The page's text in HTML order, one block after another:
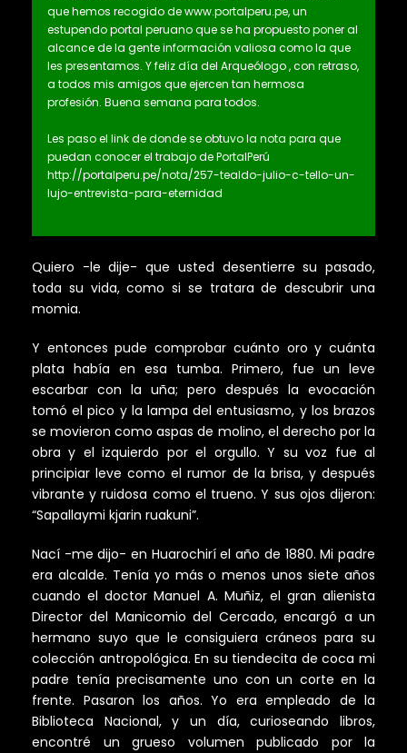
que hemos recogido de www.portalperu.pe, un
estupendo portal peruano que se ha propuesto poner al
alcance de la gente información valiosa como la que
les presentamos. Y feliz día del Arqueólogo , con retraso,
a todos mis amigos que ejercen tan hermosa
profesión. Buena semana para todos.
Les paso el link de donde se obtuvo la nota para que
puedan conocer el trabajo de PortalPerú
http://portalperu.pe/nota/257-tealdo-julio-c-tello-un-
lujo-entrevista-para-eternidad
Quiero -le dije- que usted desentierre su pasado,
toda su vida, como si se tratara de descubrir una
momia.
Y entonces pude comprobar cuánto oro y cuánta
plata había en esa tumba. Primero, fue un leve
escarbar con la uña; pero después la evocación
tomó el pico y la lampa del entusiasmo, y los brazos
se movieron como aspas de molino, el derecho por la
obra y el izquierdo por el orgullo. Y su voz fue al
principiar leve como el rumor de la brisa, y después
vibrante y ruidosa como el trueno. Y sus ojos dijeron:
“Sapallaymi kjarin ruakuni”.
Nací -me dijo- en Huarochirí el año de 1880. Mi padre
era alcalde. Tenía yo más o menos unos siete años
cuando el doctor Manuel A. Muñiz, el gran alienista
Director del Manicomio del Cercado, encargó a un
hermano suyo que le consiguiera cráneos para su
colección antropológica. En su tiendecita de coca mi
padre tenía precisamente uno con un corte en la
frente. Pasaron los años. Yo era empleado de la
Biblioteca Nacional, y un día, curioseando libros,
encontré un grueso volumen publicado por la